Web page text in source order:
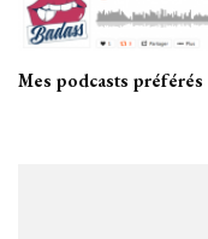
Mes podcasts préférés